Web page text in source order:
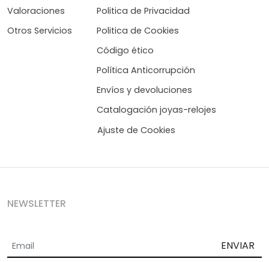
Valoraciones
Otros Servicios
Politica de Privacidad
Politica de Cookies
Código ético
Política Anticorrupción
Envíos y devoluciones
Catalogación joyas-relojes
Ajuste de Cookies
NEWSLETTER
ENVIAR